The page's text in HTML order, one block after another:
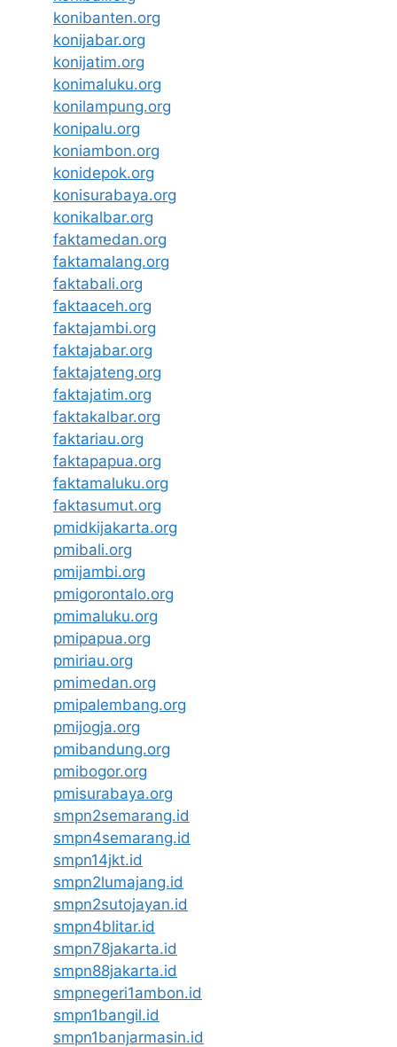
konibanten.org
konijabar.org
konijatim.org
konimaluku.org
konilampung.org
konipalu.org
koniambon.org
konidepok.org
konisurabaya.org
konikalbar.org
faktamedan.org
faktamalang.org
faktabali.org
faktaaceh.org
faktajambi.org
faktajabar.org
faktajateng.org
faktajatim.org
faktakalbar.org
faktariau.org
faktapapua.org
faktamaluku.org
faktasumut.org
pmidkijakarta.org
pmibali.org
pmijambi.org
pmigorontalo.org
pmimaluku.org
pmipapua.org
pmiriau.org
pmimedan.org
pmipalembang.org
pmijogja.org
pmibandung.org
pmibogor.org
pmisurabaya.org
smpn2semarang.id
smpn4semarang.id
smpn14jkt.id
smpn2lumajang.id
smpn2sutojayan.id
smpn4blitar.id
smpn78jakarta.id
smpn88jakarta.id
smpnegeri1ambon.id
smpn1bangil.id
smpn1banjarmasin.id